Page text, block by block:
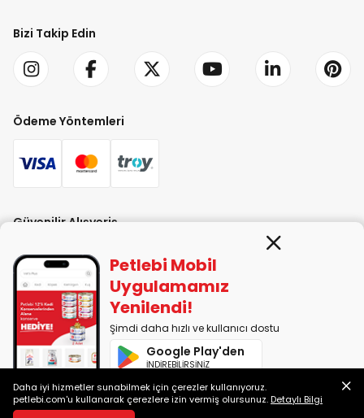
Bizi Takip Edin
Ödeme Yöntemleri
Güvenilir Alışveriş
PETLEBİ EVCİL HAYVAN ÜRÜNLERİ PAZ. SAN. TİC. LTD. ŞTİ. Alaşarköy Mah.
1. Alaşar Cad. No: 9 Osmangazi/Bursa
2014-2026 © petlebi.com v11.89.0
Petlebi Mobil
Uygulamamız
Yenilendi!
Şimdi daha hızlı ve kullanıcı dostu
Google Play'den
İNDİREBİLİRSİNİZ
App Store'dan
Daha iyi hizmetler sunabilmek için çerezler kullanıyoruz.
petlebi.com'u kullanarak çerezlere izin vermiş olursunuz.Detaylı Bilgi